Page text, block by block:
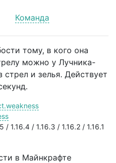
Команда
тому, в кого она
можно у Лучника-
стрел и зелья. Действует
1.16.4 / 1.16.3 / 1.16.2 / 1.16.1